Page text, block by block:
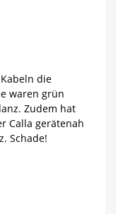
die
waren grün
Zudem hat
Calla gerätenah
Schade!